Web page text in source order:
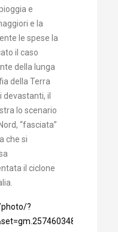
e
e la
le spese la
il caso
della lunga
della Terra
devastanti, il
lo scenario
“fasciata”
che si
il ciclone
?